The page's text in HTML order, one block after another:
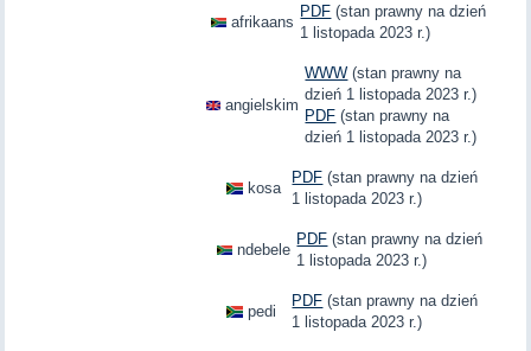
afrikaans
PDF (stan prawny na dzień
1 listopada 2023 r.)
angielskim
WWW (stan prawny na
dzień 1 listopada 2023 r.)
PDF (stan prawny na
dzień 1 listopada 2023 r.)
kosa
PDF (stan prawny na dzień
1 listopada 2023 r.)
ndebele
PDF (stan prawny na dzień
1 listopada 2023 r.)
pedi
PDF (stan prawny na dzień
1 listopada 2023 r.)